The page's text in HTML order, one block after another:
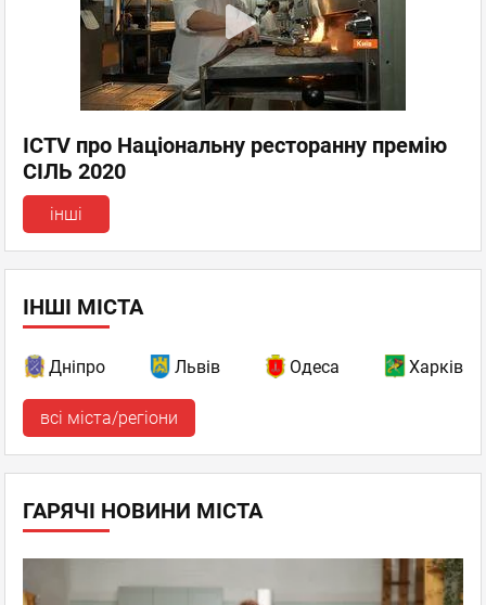
ICTV про Національну ресторанну премію
СІЛЬ 2020
інші
ІНШІ МІСТА
Дніпро Львів Одеса Харків
всі міста/регіони
ГАРЯЧІ НОВИНИ МІСТА